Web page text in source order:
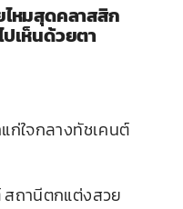
ไหมสุดคลาสสิก
เห็นด้วยตา
ก่ใจกลางทัชเคนต์
สถานีตกแต่งสวย